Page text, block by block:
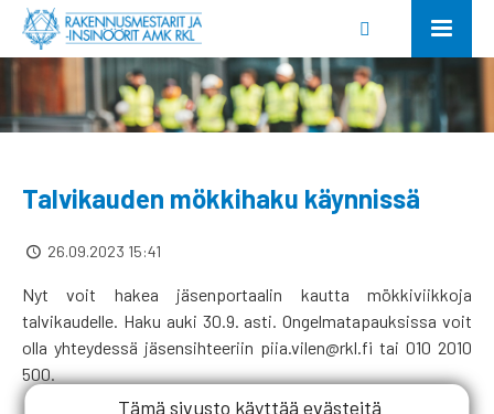
Talvikauden mökkihaku käynnissä
26.09.2023 15:41
Nyt voit hakea jäsenportaalin kautta mökkiviikkoja
talvikaudelle. Haku auki 30.9. asti. Ongelmatapauksissa voit
olla yhteydessä jäsensihteeriin piia.vilen@rkl.fi tai 010 2010
500.
Tämä sivusto käyttää evästeitä